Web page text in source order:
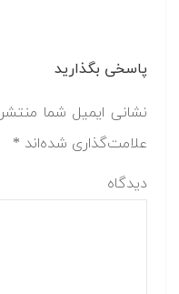
پاسخی بگذارید
نشانی ایمیل شما
علامت‌گذاری شده‌اند *
دیدگاه